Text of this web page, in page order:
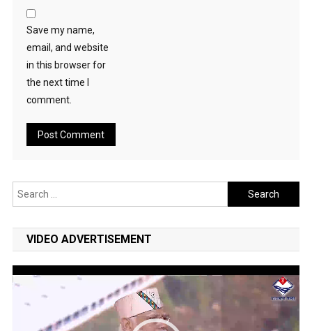
Save my name,
email, and website
in this browser for
the next time I
comment.
Search
for:
VIDEO ADVERTISEMENT
Video